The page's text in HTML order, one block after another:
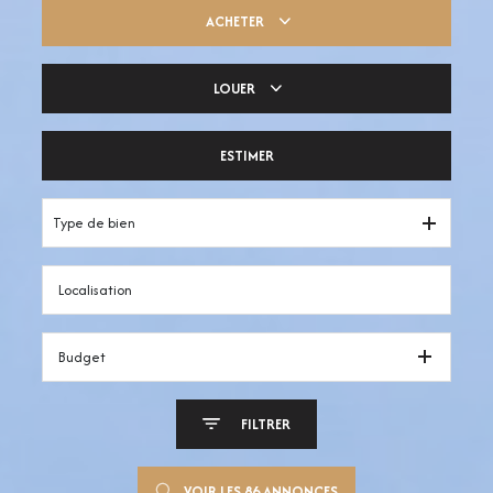
ACHETER
LOUER
ESTIMER
Type de bien
Budget
FILTRER